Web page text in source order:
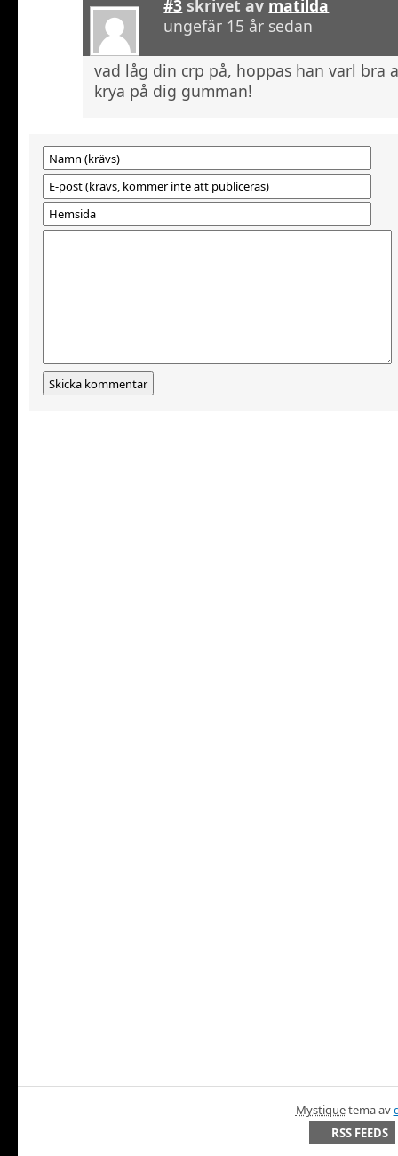
#3 skrivet av matilda
ungefär 15 år sedan
vad låg din crp på, hoppas han varl bra
krya på dig gumman!
Mystiquetema av
RSS FEEDS